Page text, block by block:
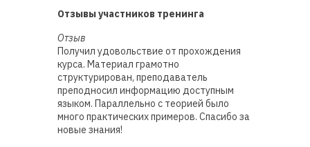
Отзывы участников тренинга
Отзыв
Получил удовольствие от прохождения
курса. Материал грамотно
структурирован, преподаватель
преподносил информацию доступным
языком. Параллельно с теорией было
много практических примеров. Спасибо за
новые знания!